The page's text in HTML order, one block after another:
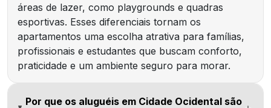
áreas de lazer, como playgrounds e quadras
esportivas. Esses diferenciais tornam os
apartamentos uma escolha atrativa para famílias,
profissionais e estudantes que buscam conforto,
praticidade e um ambiente seguro para morar.
Por que os aluguéis em Cidade Ocidental são